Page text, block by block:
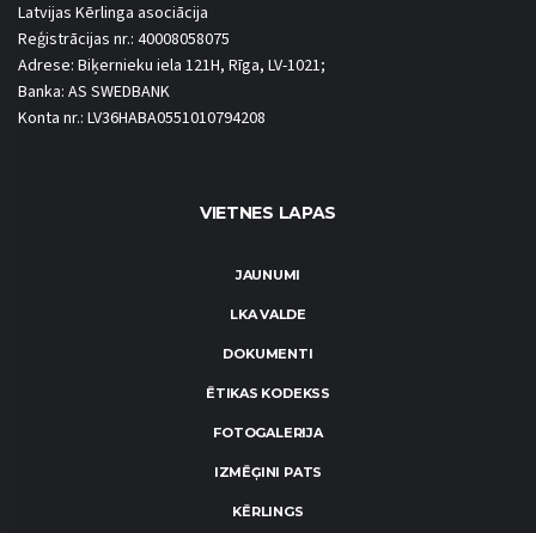
Latvijas Kērlinga asociācija
Reģistrācijas nr.: 40008058075
Adrese: Biķernieku iela 121H, Rīga, LV-1021;
Banka: AS SWEDBANK
Konta nr.: LV36HABA0551010794208
VIETNES LAPAS
JAUNUMI
LKA VALDE
DOKUMENTI
ĒTIKAS KODEKSS
FOTOGALERIJA
IZMĒĢINI PATS
KĒRLINGS